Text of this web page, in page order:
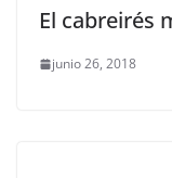
El cabreirés
junio 26, 2018